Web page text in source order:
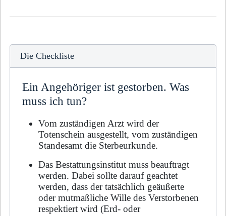
Die Checkliste
Ein Angehöriger ist gestorben. Was
muss ich tun?
Vom zuständigen Arzt wird der
Totenschein ausgestellt, vom zuständigen
Standesamt die Ster­beurkunde.
Das Bestattungsinstitut muss beauftragt
werden. Dabei sollte darauf geachtet
werden, dass der tatsächlich geäußerte
oder mutmaßliche Wille des Verstorbenen
respektiert wird (Erd- oder